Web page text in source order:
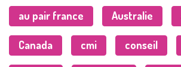
au pair france Australie
Canada cmi conseil